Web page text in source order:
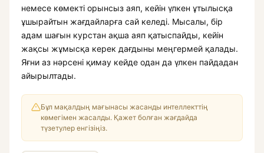
немесе көмекті орынсыз аяп, кейін үлкен ұтылысқа
ұшырайтын жағдайларға сай келеді. Мысалы, бір
адам шағын курстан ақша аяп қатыспайды, кейін
жақсы жұмысқа керек дағдыны меңгермей қалады.
Яғни аз нәрсені қимау кейде одан да үлкен пайдадан
айырылтады.
Бұл мақалдың мағынасы жасанды интеллекттің
көмегімен жасалды. Қажет болған жағдайда
түзетулер енгізіңіз.